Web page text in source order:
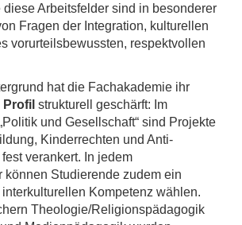
diese Arbeitsfelder sind in besonderer
Fragen der Integration, kulturellen
vorurteilsbewussten, respektvollen
hat die Fachakademie ihr
strukturell geschärft: Im
und Gesellschaft“ sind Projekte
Kinderrechten und Anti-
verankert. In jedem
können Studierende zudem ein
Kompetenz wählen.
Theologie/Religionspädagogik